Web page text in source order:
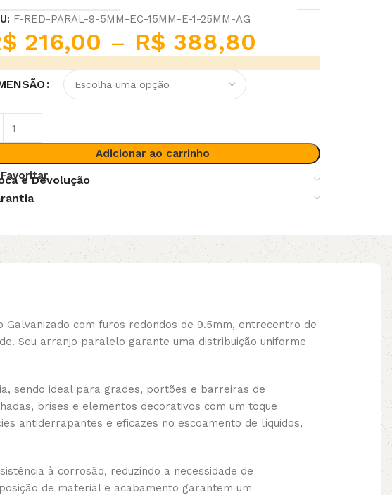
F-RED-PARAL-9-5MM-EC-15MM-E-1-25MM-AG
216,00 – R$ 388,80
Adicionar ao carrinho
Favoritar
e Devolução
com furos redondos de 9.5mm, entrecentro de
Seu arranjo paralelo garante uma distribuição uniforme
sendo ideal para grades, portões e barreiras de
brises e elementos decorativos com um toque
antiderrapantes e eficazes no escoamento de líquidos,
à corrosão, reduzindo a necessidade de
de material e acabamento garantem um